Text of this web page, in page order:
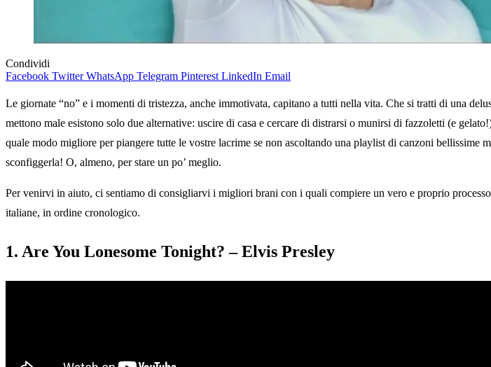
Condividi
Facebook Twitter WhatsApp Telegram Pinterest LinkedIn Email
Le giornate “no” e i momenti di tristezza, anche immotivata, capitano a tutti nella vita. Che si tratti di una
mettono male esistono solo due alternative: uscire di casa e cercare di distrarsi o munirsi di fazzoletti (e
quale modo migliore per piangere tutte le vostre lacrime se non ascoltando una playlist di canzoni
sconfiggerla! O, almeno, per stare un po’ meglio.
Per venirvi in aiuto, ci sentiamo di consigliarvi i migliori brani con i quali compiere un vero e proprio
italiane, in ordine cronologico.
1. Are You Lonesome Tonight? – Elvis Presley